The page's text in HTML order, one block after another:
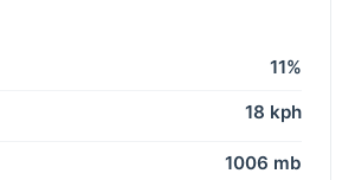
11%
18 kph
1006 mb